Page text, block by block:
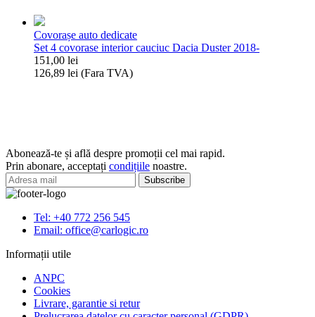
Stepway
Set
covorase
interior
cauciuc
Renault
Clio
IV
Grandtour
2012-,
Renault
III,
Renault
III
2006-
Covorașe auto dedicate
Set 4 covorase interior cauciuc Dacia Duster 2018-
151,00 lei
126,89 lei (Fara TVA)
cauciuc
Dacia
Duster
2018-
Abonează-te și află despre promoții cel mai rapid.
Prin abonare, acceptați condițiile noastre.
Tel: +40 772 256 545
Email: office@carlogic.ro
Informații utile
ANPC
Cookies
Livrare, garantie si retur